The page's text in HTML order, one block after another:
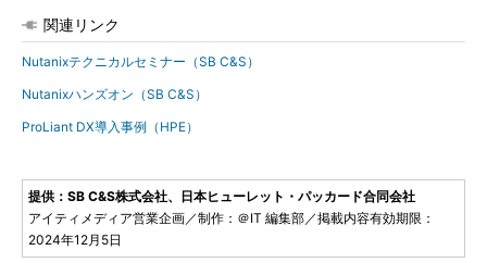
関連リンク
Nutanixテクニカルセミナー（SB C&S）
Nutanixハンズオン（SB C&S）
ProLiant DX導入事例（HPE）
提供：SB C&S株式会社、日本ヒューレット・パッカード合同会社
アイティメディア営業企画／制作：＠IT 編集部／掲載内容有効期限：
2024年12月5日